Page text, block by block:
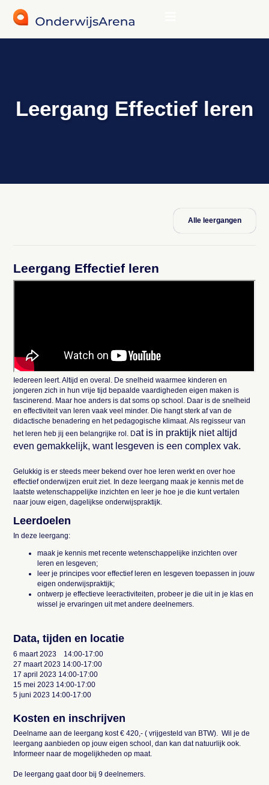
Leergang Effectief leren
Alle leergangen
Leergang Effectief leren
Iedereen leert. Altijd en overal. De snelheid waarmee kinderen en
jongeren zich in hun vrije tijd bepaalde vaardigheden eigen maken is
fascinerend. Maar hoe anders is dat soms op school. Daar is de snelheid
en effectiviteit van leren vaak veel minder. Die hangt sterk af van de
didactische benadering en het pedagogische klimaat. Als regisseur van
het leren heb jij een belangrijke rol. Dat is in praktijk niet altijd
even gemakkelijk, want lesgeven is een complex vak.
Gelukkig is er steeds meer bekend over hoe leren werkt en over hoe
effectief onderwijzen eruit ziet. In deze leergang maak je kennis met de
laatste wetenschappelijke inzichten en leer je hoe je die kunt vertalen
naar jouw eigen, dagelijkse onderwijspraktijk.
Leerdoelen
In deze leergang:
maak je kennis met recente wetenschappelijke inzichten over
leren en lesgeven;
leer je principes voor effectief leren en lesgeven toepassen in jouw
eigen onderwijspraktijk;
ontwerp je effectieve leeractiviteiten, probeer je die uit in je klas en
wissel je ervaringen uit met andere deelnemers.
Data, tijden en locatie
6 maart 2023 14:00-17:00
27 maart 2023 14:00-17:00
17 april 2023 14:00-17:00
15 mei 2023 14:00-17:00
5 juni 2023 14:00-17:00
Kosten en inschrijven
Deelname aan de leergang kost € 420,- ( vrijgesteld van BTW). Wil je de
leergang aanbieden op jouw eigen school, dan kan dat natuurlijk ook.
Informeer naar de mogelijkheden op maat.
De leergang gaat door bij 9 deelnemers.